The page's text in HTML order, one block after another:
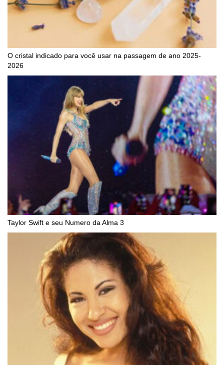
O cristal indicado para você usar na passagem de ano 2025-
2026
Taylor Swift e seu Numero da Alma 3